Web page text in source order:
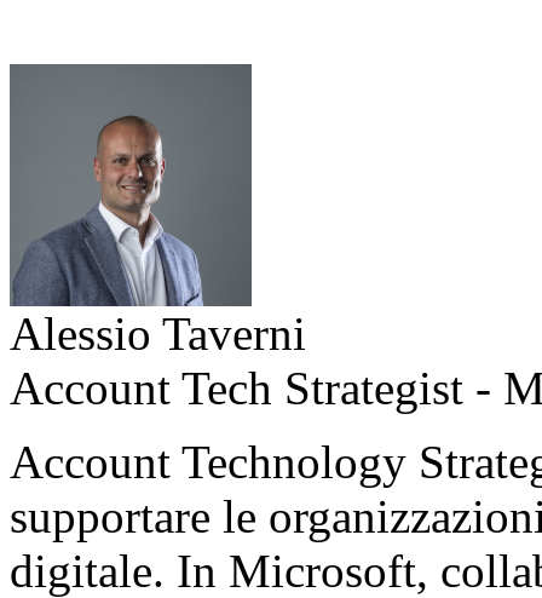
Alessio Taverni
Account Tech Strategist -
Account Technology
supportare le
digitale. In Microsoft,